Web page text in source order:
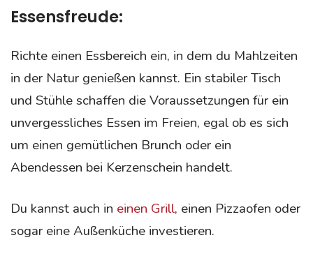
Essensfreude:
Richte einen Essbereich ein, in dem du Mahlzeiten
in der Natur genießen kannst. Ein stabiler Tisch
und Stühle schaffen die Voraussetzungen für ein
unvergessliches Essen im Freien, egal ob es sich
um einen gemütlichen Brunch oder ein
Abendessen bei Kerzenschein handelt.
Du kannst auch in einen Grill, einen Pizzaofen oder
sogar eine Außenküche investieren.